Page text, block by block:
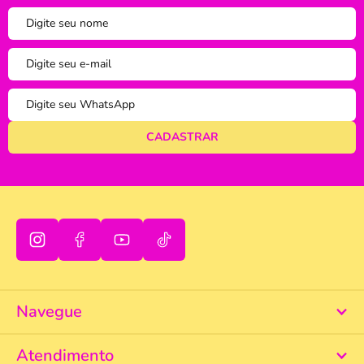
A - Z Z - A
Mais Vendidos
Mais Acessados
Novidades
Mais Relevantes
Navegue
Atendimento
tudo bem